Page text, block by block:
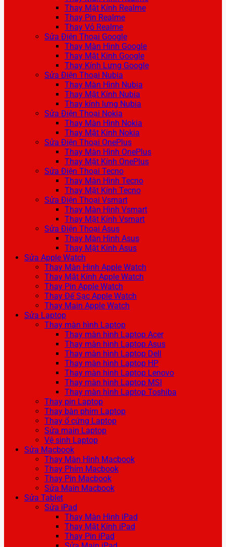
Thay Mặt Kính Realme
Thay Pin Realme
Thay Vỏ Realme
Sửa Điện Thoại Google
Thay Màn Hình Google
Thay Mặt Kính Google
Thay Kính Lưng Google
Sửa Điện Thoại Nubia
Thay Màn Hình Nubia
Thay Mặt Kính Nubia
Thay kính lưng Nubia
Sửa Điện Thoại Nokia
Thay Màn Hình Nokia
Thay Mặt Kính Nokia
Sửa Điện Thoại OnePlus
Thay Màn Hình OnePlus
Thay Mặt Kính OnePlus
Sửa Điện Thoại Tecno
Thay Màn Hình Tecno
Thay Mặt Kính Tecno
Sửa Điện Thoại Vsmart
Thay Màn Hình Vsmart
Thay Mặt Kính Vsmart
Sửa Điện Thoại Asus
Thay Màn Hình Asus
Thay Mặt Kính Asus
Sửa Apple Watch
Thay Màn Hình Apple Watch
Thay Mặt Kính Apple Watch
Thay Pin Apple Watch
Thay Đế Sạc Apple Watch
Thay Main Apple Watch
Sửa Laptop
Thay màn hình Laptop
Thay màn hình Laptop Acer
Thay màn hình Laptop Asus
Thay màn hình Laptop Dell
Thay màn hình Laptop HP
Thay màn hình Laptop Lenovo
Thay màn hình Laptop MSI
Thay màn hình Laptop Toshiba
Thay pin Laptop
Thay bàn phím Laptop
Thay ổ cứng Laptop
Sửa main Laptop
Vệ sinh Laptop
Sửa Macbook
Thay Màn Hình Macbook
Thay Phím Macbook
Thay Pin Macbook
Sửa Main Macbook
Sửa Tablet
Sửa iPad
Thay Màn Hình iPad
Thay Mặt Kính iPad
Thay Pin iPad